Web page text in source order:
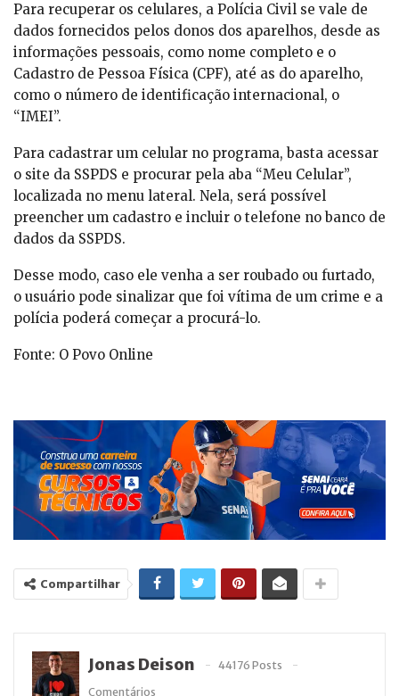
Para recuperar os celulares, a Polícia Civil se vale de
dados fornecidos pelos donos dos aparelhos, desde as
informações pessoais, como nome completo e o
Cadastro de Pessoa Física (CPF), até as do aparelho,
como o número de identificação internacional, o
“IMEI”.
Para cadastrar um celular no programa, basta acessar
o site da SSPDS e procurar pela aba “Meu Celular”,
localizada no menu lateral. Nela, será possível
preencher um cadastro e incluir o telefone no banco de
dados da SSPDS.
Desse modo, caso ele venha a ser roubado ou furtado,
o usuário pode sinalizar que foi vítima de um crime e a
polícia poderá começar a procurá-lo.
Fonte: O Povo Online
Compartilhar
Jonas Deison
44176 Posts
Comentários